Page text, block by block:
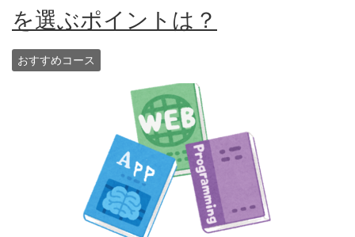
を選ぶポイントは？
おすすめコース